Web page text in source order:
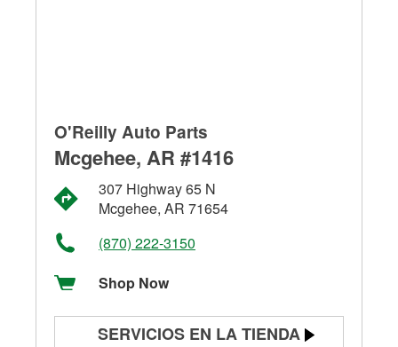
O'Reilly Auto Parts
Mcgehee, AR #1416
307 Highway 65 N
Mcgehee, AR 71654
(870) 222-3150
Shop Now
SERVICIOS EN LA TIENDA